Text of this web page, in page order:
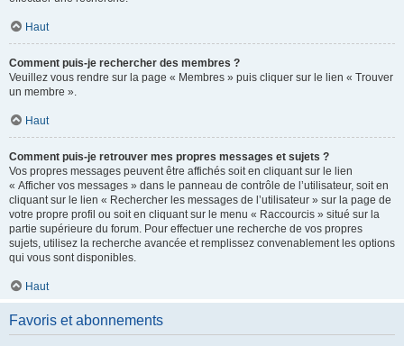
Haut
Comment puis-je rechercher des membres ?
Veuillez vous rendre sur la page « Membres » puis cliquer sur le lien « Trouver
un membre ».
Haut
Comment puis-je retrouver mes propres messages et sujets ?
Vos propres messages peuvent être affichés soit en cliquant sur le lien
« Afficher vos messages » dans le panneau de contrôle de l’utilisateur, soit en
cliquant sur le lien « Rechercher les messages de l’utilisateur » sur la page de
votre propre profil ou soit en cliquant sur le menu « Raccourcis » situé sur la
partie supérieure du forum. Pour effectuer une recherche de vos propres
sujets, utilisez la recherche avancée et remplissez convenablement les options
qui vous sont disponibles.
Haut
Favoris et abonnements